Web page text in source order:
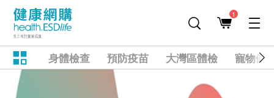
1
身體檢查 預防疫苗 大灣區體檢 寵物健